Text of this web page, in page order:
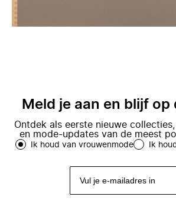
Meld je aan en blijf op
Ontdek als eerste nieuwe
en mode-updates van de meest
Ik houd van vrouwenmode Ik